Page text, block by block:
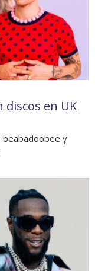
discos en UK
beabadoobee y